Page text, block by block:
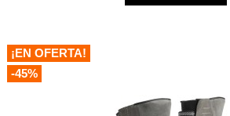
¡EN OFERTA!
-45%